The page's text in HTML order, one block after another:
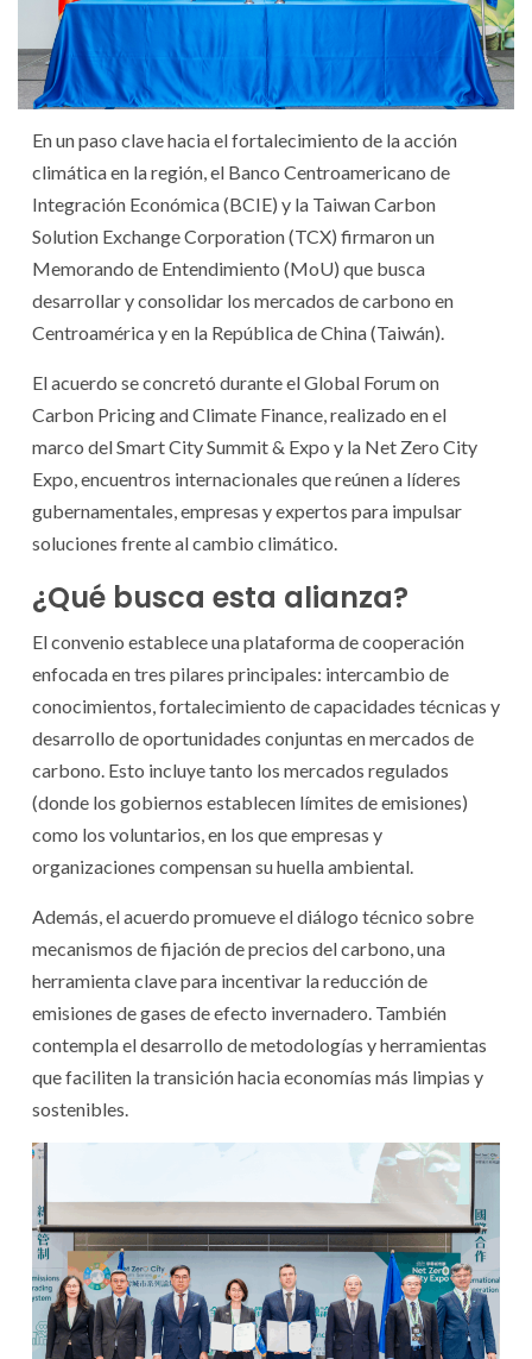
En un paso clave hacia el fortalecimiento de la acción
climática en la región, el Banco Centroamericano de
Integración Económica (BCIE) y la Taiwan Carbon
Solution Exchange Corporation (TCX) firmaron un
Memorando de Entendimiento (MoU) que busca
desarrollar y consolidar los mercados de carbono en
Centroamérica y en la República de China (Taiwán).
El acuerdo se concretó durante el Global Forum on
Carbon Pricing and Climate Finance, realizado en el
marco del Smart City Summit & Expo y la Net Zero City
Expo, encuentros internacionales que reúnen a líderes
gubernamentales, empresas y expertos para impulsar
soluciones frente al cambio climático.
¿Qué busca esta alianza?
El convenio establece una plataforma de cooperación
enfocada en tres pilares principales: intercambio de
conocimientos, fortalecimiento de capacidades técnicas y
desarrollo de oportunidades conjuntas en mercados de
carbono. Esto incluye tanto los mercados regulados
(donde los gobiernos establecen límites de emisiones)
como los voluntarios, en los que empresas y
organizaciones compensan su huella ambiental.
Además, el acuerdo promueve el diálogo técnico sobre
mecanismos de fijación de precios del carbono, una
herramienta clave para incentivar la reducción de
emisiones de gases de efecto invernadero. También
contempla el desarrollo de metodologías y herramientas
que faciliten la transición hacia economías más limpias y
sostenibles.